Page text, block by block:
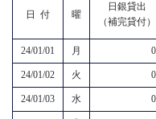
日 付 曜
日銀貸出
（補完貸付）
24/01/01 月 0
24/01/02 火 0
24/01/03 水 0